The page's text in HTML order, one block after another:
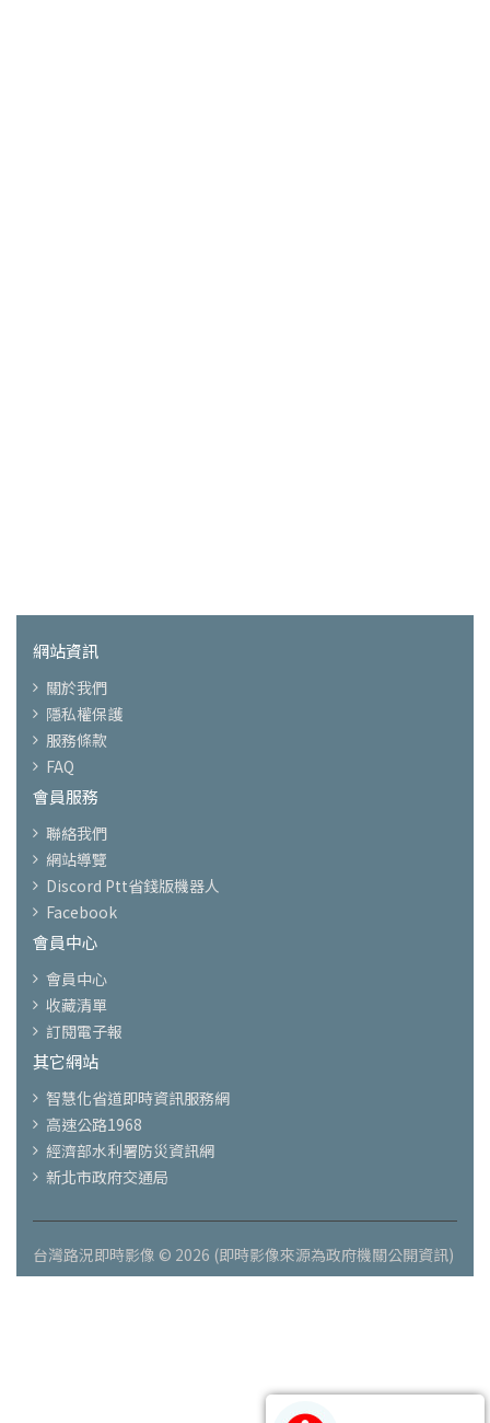
網站資訊
關於我們
隱私權保護
服務條款
FAQ
會員服務
聯絡我們
網站導覽
Discord Ptt省錢版機器人
Facebook
會員中心
會員中心
收藏清單
訂閱電子報
其它網站
智慧化省道即時資訊服務網
高速公路1968
經濟部水利署防災資訊網
新北市政府交通局
台灣路況即時影像 © 2026 (即時影像來源為政府機關公開資訊)